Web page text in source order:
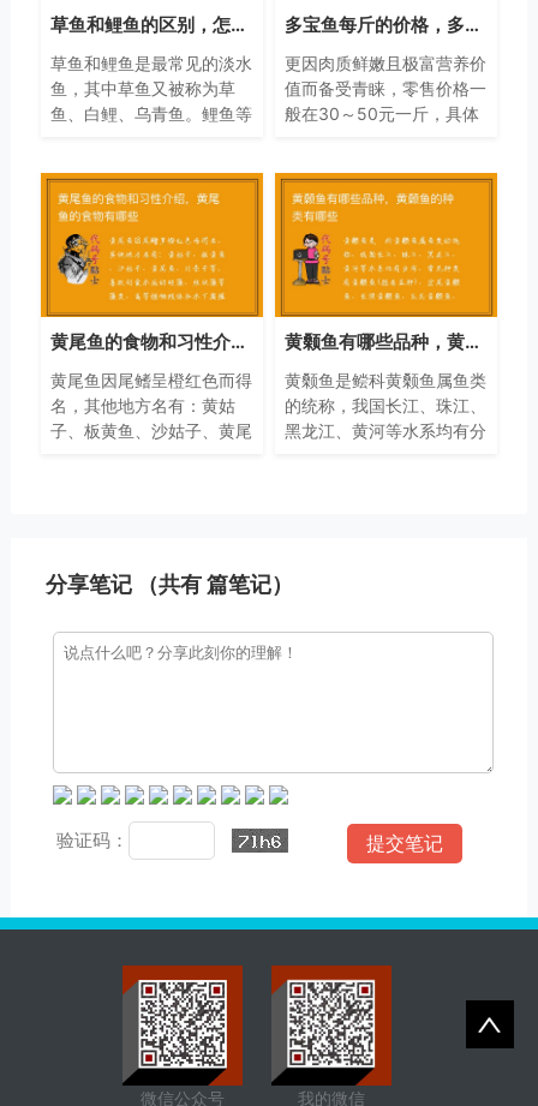
草鱼和鲤鱼的区别，怎么区分草鱼和鲤鱼
草鱼和鲤鱼是最常见的淡水
鱼，其中草鱼又被称为草
鱼、白鲤、乌青鱼。鲤鱼等
们看看草鱼和鲤鱼的区别！
多宝鱼每斤的价格，多宝鱼多少钱一斤
更因肉质鲜嫩且极富营养价
值而备受青睐，零售价格一
般在30～50元一斤，具体
往比平时贵5～10元一斤。
黄尾鱼的食物和习性介绍，黄尾鱼的食物有哪些
黄尾鱼因尾鳍呈橙红色而得
名，其他地方名有：黄姑
子、板黄鱼、沙姑子、黄尾
黄颡鱼有哪些品种，黄颡鱼的种类有哪些
黄颡鱼是鲿科黄颡鱼属鱼类
的统称，我国长江、珠江、
黑龙江、黄河等水系均有分
分享笔记 （共有篇笔记）
验证码：
微信公众号 我的微信